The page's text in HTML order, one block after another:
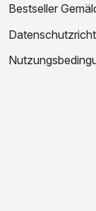
Bestseller